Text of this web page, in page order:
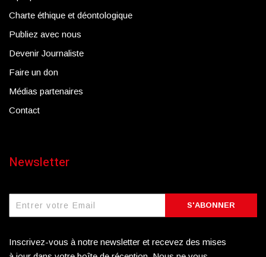
Charte éthique et déontologique
Publiez avec nous
Devenir Journaliste
Faire un don
Médias partenaires
Contact
Newsletter
S'ABONNER
Inscrivez-vous à notre newsletter et recevez des mises